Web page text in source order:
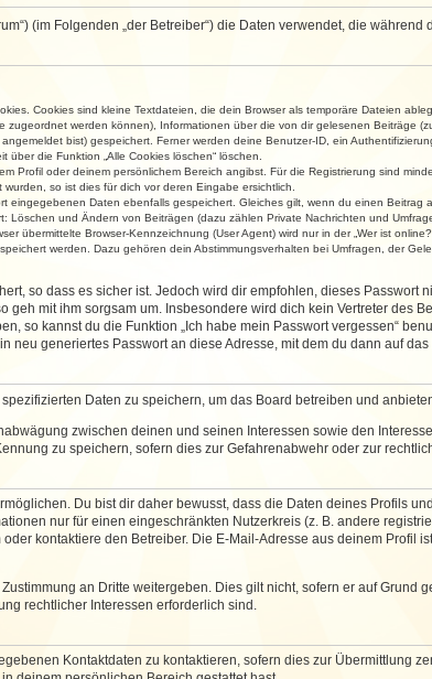
(im Folgenden „der Betreiber“) die Daten verwendet, die
Cookies sind kleine Textdateien, die dein Browser als temporäre Dateien
werden können), Informationen über die von dir gelesenen Beiträge
bist) gespeichert. Ferner werden deine Benutzer-ID, ein
die Funktion „Alle Cookies löschen“ löschen.
Profil oder deinem persönlichem Bereich angibst. Für die Registrierung sind
so ist dies für dich vor deren Eingabe ersichtlich.
Daten ebenfalls gespeichert. Gleiches gilt, wenn du einen Beitrag
Löschen und Ändern von Beiträgen (dazu zählen Private Nachrichten und
übermittelte Browser-Kennzeichnung (User Agent) wird nur in der „Wer ist
werden. Dazu gehören dein Abstimmungsverhalten bei Umfragen, der
so dass es sicher ist. Jedoch wird dir empfohlen, dieses Passwort
geh mit ihm sorgsam um. Insbesondere wird dich kein Vertreter des
so kannst du die Funktion „Ich habe mein Passwort vergessen“
generiertes Passwort an diese Adresse, mit dem du dann auf
Daten zu speichern, um das Board betreiben und
zwischen deinen und seinen Interessen sowie den
zu speichern, sofern dies zur Gefahrenabwehr oder zur
Du bist dir daher bewusst, dass die Daten deines Profils
nur für einen eingeschränkten Nutzerkreis (z. B. andere
kontaktiere den Betreiber. Die E-Mail-Adresse aus deinem Profil
an Dritte weitergeben. Dies gilt nicht, sofern er auf Grund
rechtlicher Interessen erforderlich sind.
Kontaktdaten zu kontaktieren, sofern dies zur Übermittlung